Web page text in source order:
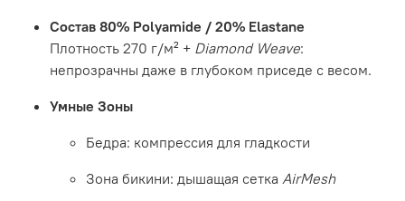
Состав 80% Polyamide / 20% Elastane
Плотность 270 г/м² + Diamond Weave:
непрозрачны даже в глубоком приседе с весом.
Умные Зоны
Бедра: компрессия для гладкости
Зона бикини: дышащая сетка AirMesh